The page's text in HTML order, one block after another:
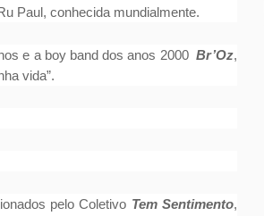
Paul, conhecida mundialmente.
e a boy band dos anos 2000Br’Oz,
vida”.
pelo Coletivo Tem Sentimento,